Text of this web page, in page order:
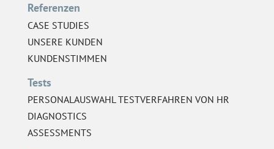
Referenzen
CASE STUDIES
UNSERE KUNDEN
KUNDENSTIMMEN
Tests
PERSONALAUSWAHL TESTVERFAHREN VON HR
DIAGNOSTICS
ASSESSMENTS